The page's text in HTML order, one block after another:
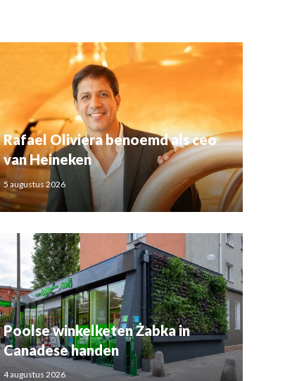
Rafael Oliviera benoemd als ceo
van Heineken
5 augustus 2026
Poolse winkelketen Żabka in
Canadese handen
4 augustus 2026